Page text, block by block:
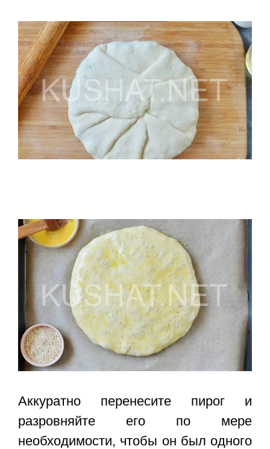
Аккуратно перенесите пирог и
разровняйте его по мере
необходимости, чтобы он был одного